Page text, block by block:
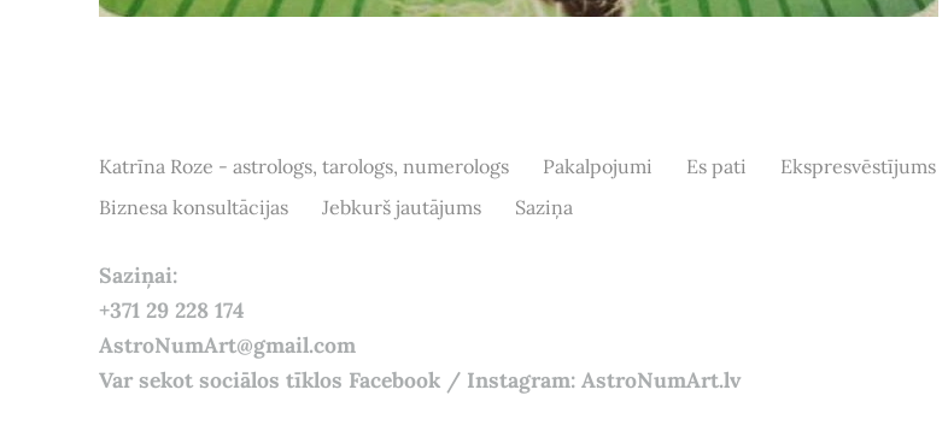
Katrīna Roze - astrologs, tarologs, numerologs Pakalpojumi Es pati Ekspresvēstījums
Biznesa konsultācijas
Jebkurš jautājums Saziņa
Saziņai:
+371 29 228 174
AstroNumArt@gmail.com
Var sekot sociālos tīklos Facebook / Instagram: AstroNumArt.lv